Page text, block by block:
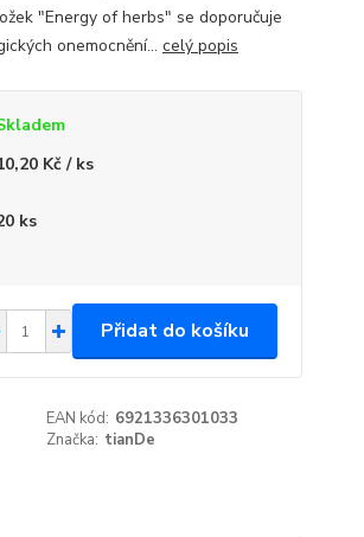
"Energy of herbs" se doporučuje
onemocnění... celý popis
Kč / ks
ks
Přidat do košíku
EAN kód: 6921336301033
Značka: tianDe